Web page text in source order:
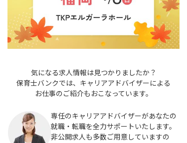
気になる求人情報は見つかりましたか？
保育士バンクでは、キャリアアドバイザーによる
お仕事のご紹介もおこなっています。
専任のキャリアアドバイザーがあなたの
就職・転職を全力サポートいたします。
非公開求人も多数ご用意していますの